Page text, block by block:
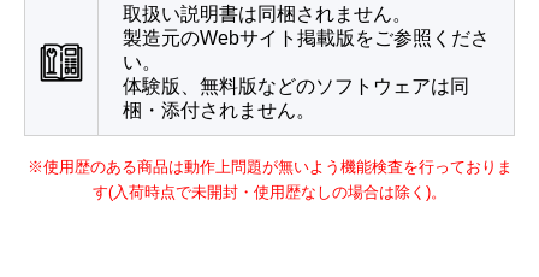
取扱い説明書は同梱されません。
製造元のWebサイト掲載版をご参照くださ
い。
体験版、無料版などのソフトウェアは同
梱・添付されません。
※使用歴のある商品は動作上問題が無いよう機能検査を行っておりま
す(入荷時点で未開封・使用歴なしの場合は除く)。